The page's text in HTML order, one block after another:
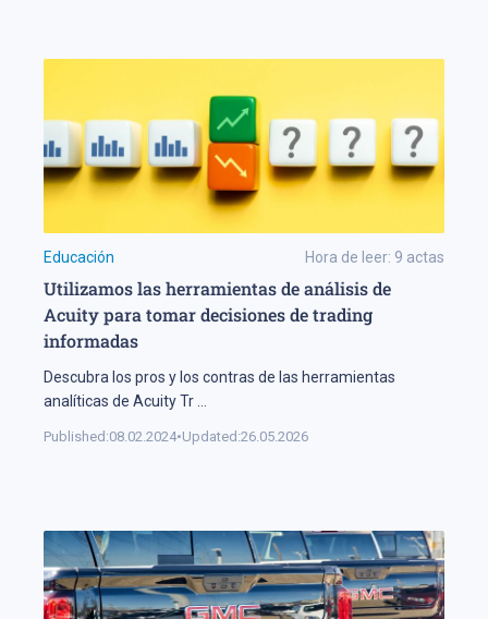
Educación Hora de leer: 9 actas
Utilizamos las herramientas de análisis de
Acuity para tomar decisiones de trading
informadas
Descubra los pros y los contras de las herramientas
analíticas de Acuity Tr
Published:08.02.2024•Updated:26.05.2026